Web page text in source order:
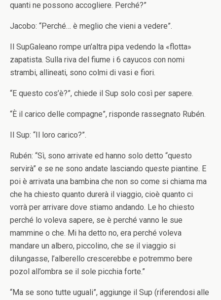
quanti ne possono accogliere. Perché?”
Jacobo: “Perché… è meglio che vieni a vedere”.
Il SupGaleano rompe un’altra pipa vedendo la «flotta»
zapatista. Sulla riva del fiume i 6 cayucos con nomi
strambi, allineati, sono colmi di vasi e fiori.
“E questo cos’è?”, chiede il Sup solo così per sapere.
“È il carico delle compagne”, risponde rassegnato Rubén.
Il Sup: “Il loro carico?”.
Rubén: “Sì, sono arrivate ed hanno solo detto “questo
servirà” e se ne sono andate lasciando queste piantine. E
poi è arrivata una bambina che non so come si chiama ma
che ha chiesto quanto durerà il viaggio, cioè quanto ci
vorrà per arrivare dove stiamo andando. Le ho chiesto
perché lo voleva sapere, se è perché vanno le sue
mammine o che. Mi ha detto no, era perché voleva
mandare un albero, piccolino, che se il viaggio si
dilungasse, l’alberello crescerebbe e potremmo bere
pozol all’ombra se il sole picchia forte.”
“Ma se sono tutte uguali”, aggiunge il Sup (riferendosi alle